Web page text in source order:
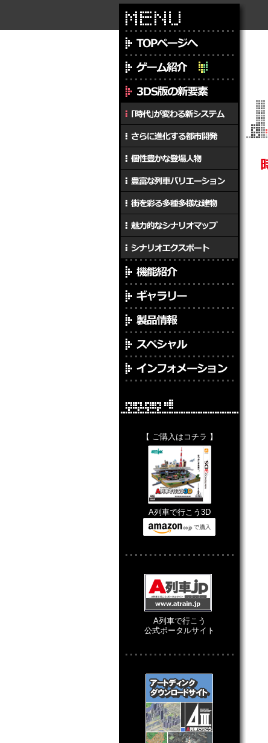
【 ご購入はコチラ 】
A列車で行こう3D
A列車で行こう
公式ポータルサイト